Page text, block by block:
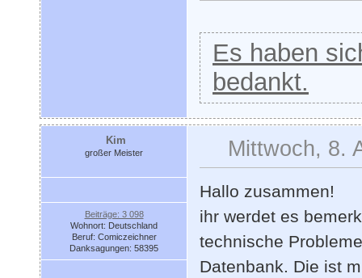
Es haben
bedankt.
Kim
großer Meister
Beiträge: 3 098
Wohnort: Deutschland
Beruf: Comiczeichner
Danksagungen: 58395
Mittwoch, 8.
Hallo zusammen!
ihr werdet es
technische
Datenbank. Die ist